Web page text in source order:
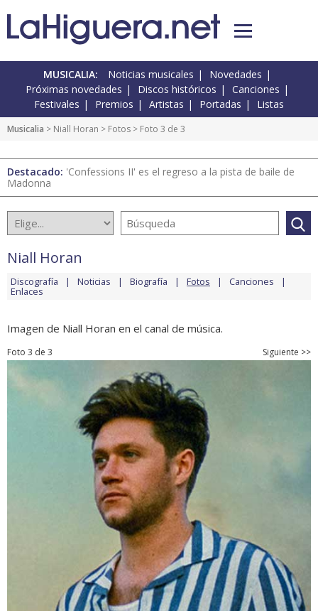
MUSICALIA: Noticias musicales
Novedades
Próximas novedades
Discos históricos
Canciones
Festivales
Premios Artistas Portadas Listas
Musicalia > Niall Horan > Fotos > Foto 3 de 3
Destacado: 'Confessions II' es el regreso a la pista de baile de
Madonna
Niall Horan
Discografía Noticias Biografía Fotos Canciones
Enlaces
Imagen de Niall Horan en el canal de música.
Foto 3 de 3 Siguiente >>